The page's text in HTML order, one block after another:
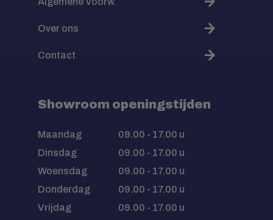
Over ons
Contact
Showroom openingstijden
Maandag
09.00 - 17.00 u
Dinsdag
09.00 - 17.00 u
Woensdag
09.00 - 17.00 u
Donderdag
09.00 - 17.00 u
Vrijdag
09.00 - 17.00 u